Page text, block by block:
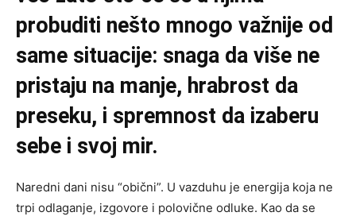
probuditi nešto mnogo važnije od
same situacije: snaga da više ne
pristaju na manje, hrabrost da
preseku, i spremnost da izaberu
sebe i svoj mir.
Naredni dani nisu “obični”. U vazduhu je energija koja ne
trpi odlaganje, izgovore i polovične odluke. Kao da se